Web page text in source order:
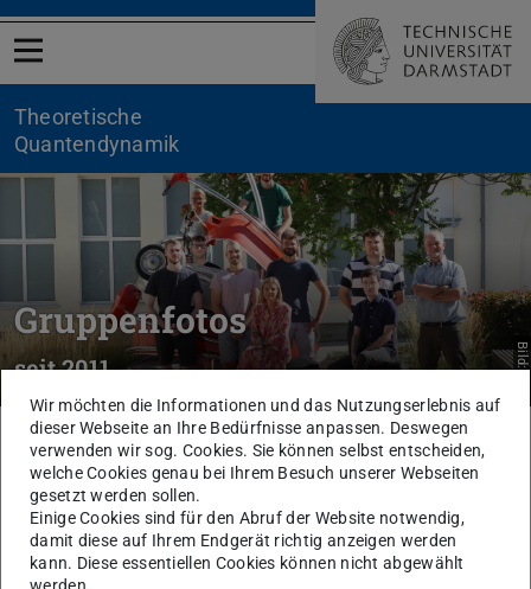
Menü öffnen
Theoretische
Quantendynamik
Gruppenfotos
seit 2011 Bild: TQD
Sie befinden sich hier:
TU Darmstadt Theoretische Quantendynamik
Mitarbeiter
Gruppenfotos
KONTAKT
Wir möchten die Informationen und das Nutzungserlebnis auf
dieser Webseite an Ihre Bedürfnisse anpassen. Deswegen
verwenden wir sog. Cookies. Sie können selbst entscheiden,
welche Cookies genau bei Ihrem Besuch unserer Webseiten
gesetzt werden sollen.
Einige Cookies sind für den Abruf der Website notwendig,
damit diese auf Ihrem Endgerät richtig anzeigen werden
kann. Diese essentiellen Cookies können nicht abgewählt
werden.